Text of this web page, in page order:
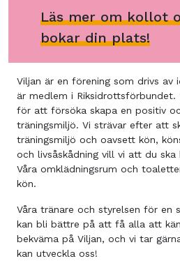
Läs mer om kollot
bokar din plats!
Viljan är en förening som drivs av
är medlem i
för att försöka skapa en positiv
träningsmiljö. Vi strävar efter att
träningsmiljö och oavsett kön,
och livsåskådning vill vi att du ska
Våra omklädningsrum och
kön.
Våra tränare och styrelsen för en
kan bli bättre på att få alla att
bekväma på Viljan, och vi tar
kan utveckla oss!